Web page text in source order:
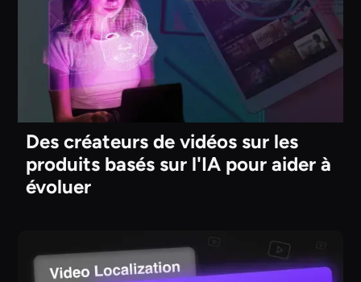
Des créateurs de vidéos sur les
produits basés sur l'IA pour aider à
évoluer